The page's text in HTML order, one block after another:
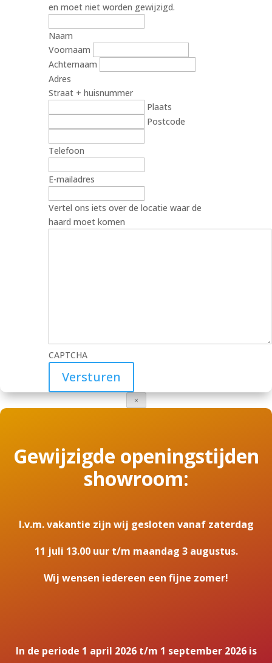
en moet niet worden gewijzigd.
Naam
Voornaam
Achternaam
Adres
Straat + huisnummer
Plaats
Postcode
Telefoon
E-mailadres
Vertel ons iets over de locatie waar de
haard moet komen
CAPTCHA
×
Gewijzigde openingstijden
showroom:
I.v.m. vakantie zijn wij gesloten vanaf zaterdag
11 juli 13.00 uur t/m maandag 3 augustus.
Wij wensen iedereen een fijne zomer!
In de periode 1 april 2026 t/m 1 september 2026 is